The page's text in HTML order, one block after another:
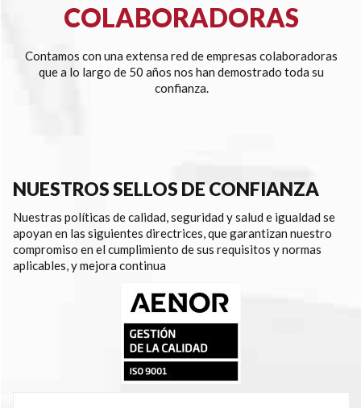
COLABORADORAS
Contamos con una extensa red de empresas colaboradoras
que a lo largo de 50 años nos han demostrado toda su
confianza.
NUESTROS SELLOS DE CONFIANZA
Nuestras políticas de calidad, seguridad y salud e igualdad se
apoyan en las siguientes directrices, que garantizan nuestro
compromiso en el cumplimiento de sus requisitos y normas
aplicables, y mejora continua